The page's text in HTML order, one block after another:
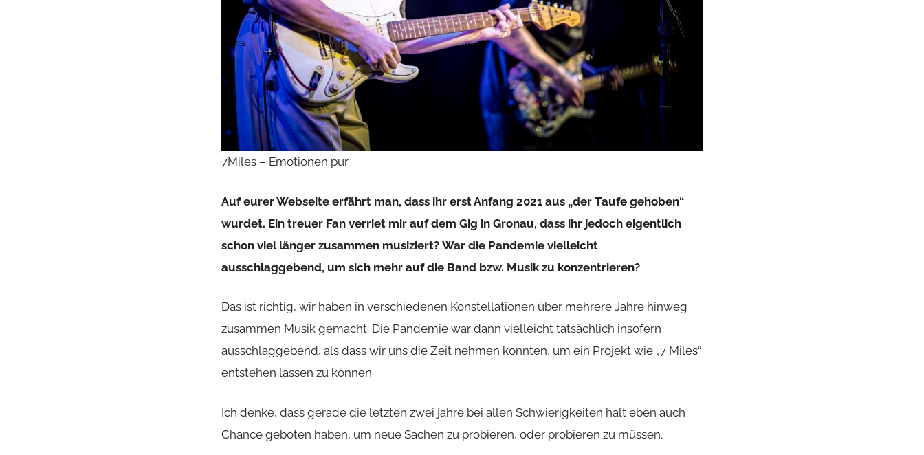
7Miles – Emotionen pur
Auf eurer Webseite erfährt man, dass ihr erst Anfang 2021 aus „der Taufe gehoben“
wurdet. Ein treuer Fan verriet mir auf dem Gig in Gronau, dass ihr jedoch eigentlich
schon viel länger zusammen musiziert? War die Pandemie vielleicht
ausschlaggebend, um sich mehr auf die Band bzw. Musik zu konzentrieren?
Das ist richtig, wir haben in verschiedenen Konstellationen über mehrere Jahre hinweg
zusammen Musik gemacht. Die Pandemie war dann vielleicht tatsächlich insofern
ausschlaggebend, als dass wir uns die Zeit nehmen konnten, um ein Projekt wie „7 Miles“
entstehen lassen zu können.
Ich denke, dass gerade die letzten zwei jahre bei allen Schwierigkeiten halt eben auch
Chance geboten haben, um neue Sachen zu probieren, oder probieren zu müssen.